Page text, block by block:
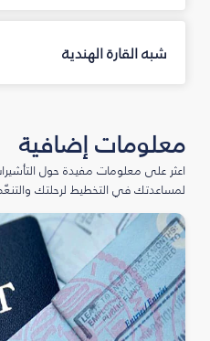
شبه القارة الهندية
معلومات إضافية
اعثر على معلومات مفيدة حول
لمساعدتك في التخطيط لرحلتك